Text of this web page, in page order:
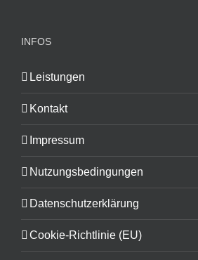
INFOS
Leistungen
Kontakt
Impressum
Nutzungsbedingungen
Datenschutzerklärung
Cookie-Richtlinie (EU)